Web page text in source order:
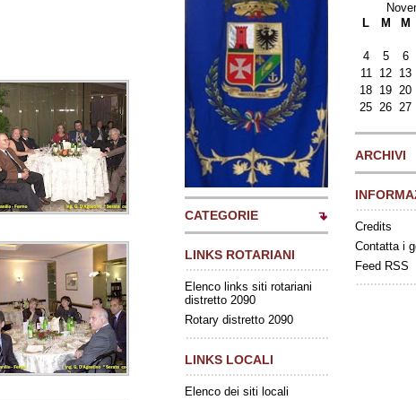
CATEGORIE
LINKS ROTARIANI
Elenco links siti rotariani
distretto 2090
Rotary distretto 2090
LINKS LOCALI
Elenco dei siti locali
L
M M
4
5 6
11
12 13
18 19 20
25 26 27
ARCHIVI
Credits
Contatta i
Feed RSS